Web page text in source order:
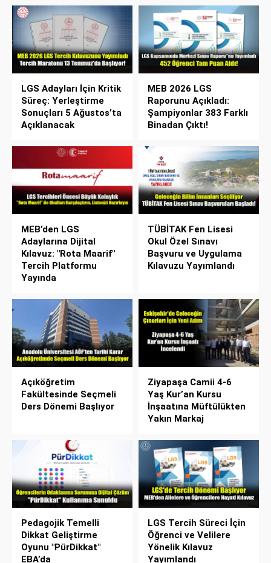
LGS Adayları İçin Kritik
Süreç: Yerleştirme
Sonuçları 5 Ağustos’ta
Açıklanacak
MEB 2026 LGS
Raporunu Açıkladı:
Şampiyonlar 383 Farklı
Binadan Çıktı!
MEB’den LGS
Adaylarına Dijital
Kılavuz: "Rota Maarif"
Tercih Platformu
Yayında
TÜBİTAK Fen Lisesi
Okul Özel Sınavı
Başvuru ve Uygulama
Kılavuzu Yayımlandı
Açıköğretim
Fakültesinde Seçmeli
Ders Dönemi Başlıyor
Ziyapaşa Camii 4-6
Yaş Kur’an Kursu
İnşaatına Müftülükten
Yakın Markaj
Pedagojik Temelli
Dikkat Geliştirme
Oyunu "PürDikkat"
EBA’da
LGS Tercih Süreci İçin
Öğrenci ve Velilere
Yönelik Kılavuz
Yayımlandı